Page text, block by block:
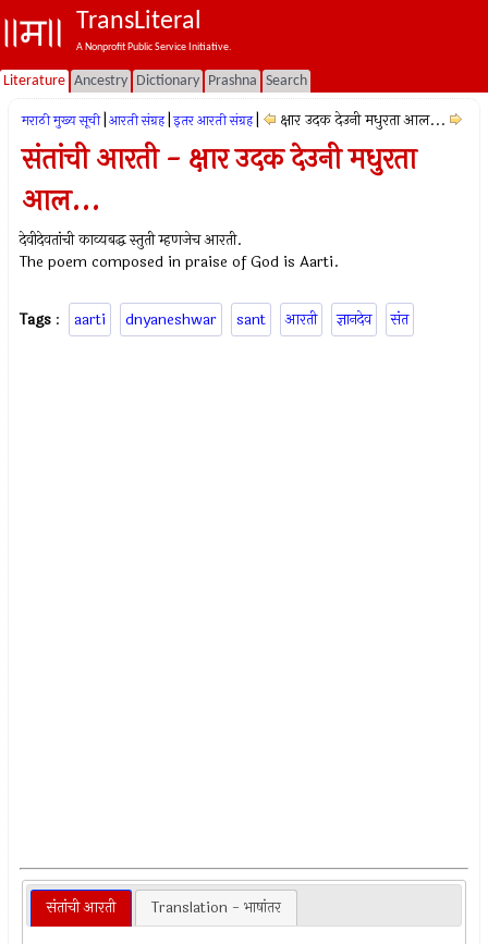
TransLiteral
A Nonprofit Public Service Initiative.
Literature Ancestry Dictionary Prashna Search
मराठी मुख्य सूची आरती संग्रह इतर आरती संग्रह क्षार उदक देउनी मधुरता आल...
संतांची आरती - क्षार उदक देउनी मधुरता
आल...
देवीदेवतांची काव्यबद्ध स्तुती म्हणजेच आरती.
The poem composed in praise of God is Aarti.
Tags : aarti dnyaneshwar sant आरती ज्ञानदेव संत
संतांची आरती Translation - भाषांतर